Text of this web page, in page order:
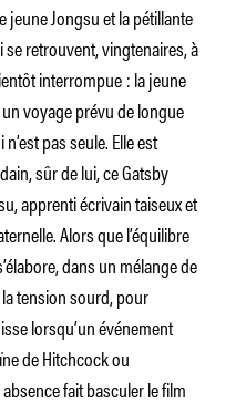
Jongsu et la pétillante
se retrouvent, vingtenaires, à
interrompue : la jeune
voyage prévu de longue
pas seule. Elle est
sûr de lui, ce Gatsby
apprenti écrivain taiseux et
Alors que l’équilibre
dans un mélange de
tension sourd, pour
lorsqu’un événement
de Hitchcock ou
fait basculer le film